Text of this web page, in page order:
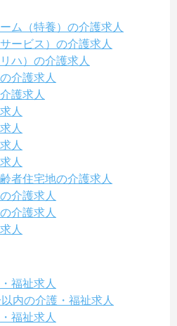
ム（特養）の介護求人
ービス）の介護求人
ハ）の介護求人
介護求人
護求人
人
人
人
人
者住宅地の介護求人
介護求人
介護求人
人
福祉求人
内の介護・福祉求人
福祉求人